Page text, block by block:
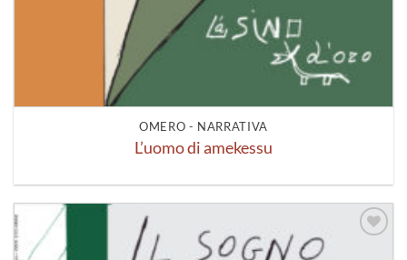
OMERO - NARRATIVA
L’uomo di amekessu